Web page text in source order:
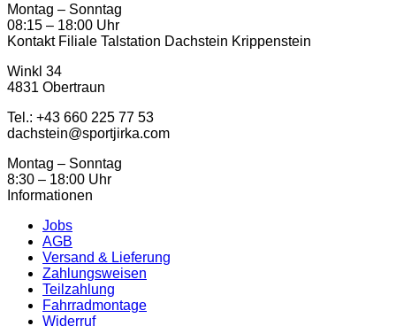
Montag – Sonntag
08:15 – 18:00 Uhr
Kontakt Filiale Talstation Dachstein Krippenstein
Winkl 34
4831 Obertraun
Tel.: ‭+43 660 225 77 53
dachstein@sportjirka.com
Montag – Sonntag
8:30 – 18:00 Uhr
Informationen
Jobs
AGB
Versand & Lieferung
Zahlungsweisen
Teilzahlung
Fahrradmontage
Widerruf